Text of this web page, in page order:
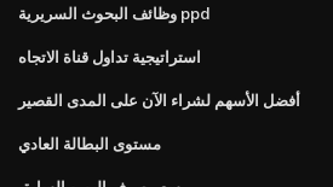
وظائف البحوث السريرية ppd
استراتيجية تداول قناة الاتجاه
أفضل الأسهم لشراء الآن على المدى القصير
مستوى البطالة العادي